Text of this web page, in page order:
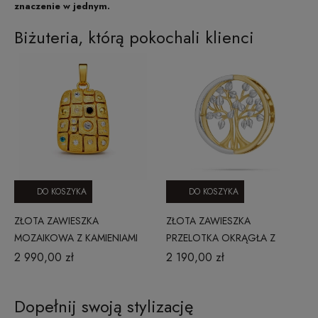
znaczenie w jednym.
Biżuteria, którą pokochali klienci
ZŁOTA ZAWIESZKA
MOZAIKOWA Z KAMIENIAMI
202509181Z
2 990,00 zł
DO KOSZYKA
ZŁOTA ZAWIESZKA
PRZELOTKA OKRĄGŁA Z
DRZEWEM SZCZĘŚCIA
2 190,00 zł
DO KOSZYKA
Dopełnij swoją stylizację